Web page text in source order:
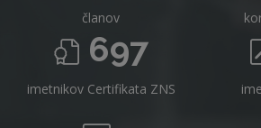
članov
697
imetnikov Certifikata ZNS